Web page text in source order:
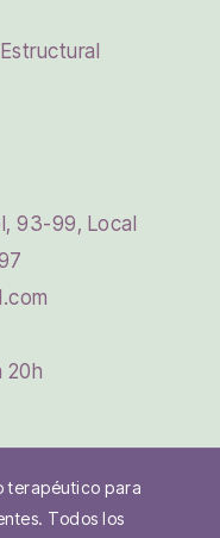
93-99, Local
20h
terapéutico para
Todos los